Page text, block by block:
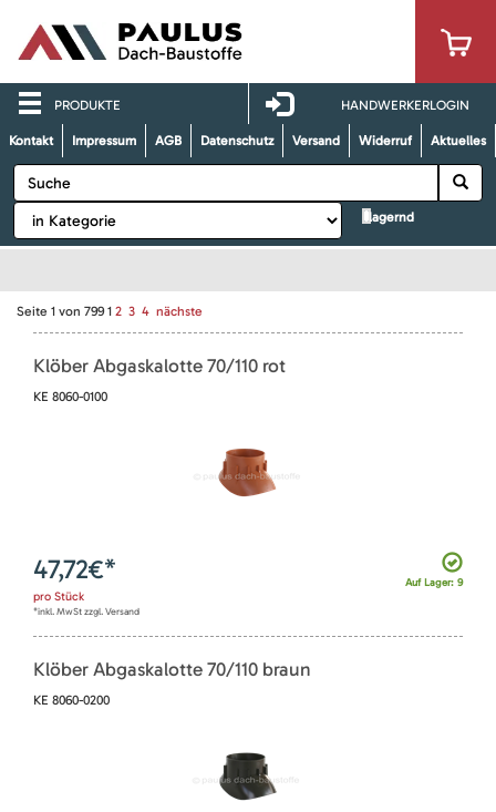
PRODUKTE HANDWERKERLOGIN
Kontakt Impressum AGB Datenschutz Versand Widerruf Aktuelles
lagernd
Seite 1 von 799 1 2 3 4 nächste
Klöber Abgaskalotte 70/110 rot
KE 8060-0100
Auf Lager: 9
47,72€*
pro Stück
*inkl. MwSt zzgl. Versand
Klöber Abgaskalotte 70/110 braun
KE 8060-0200